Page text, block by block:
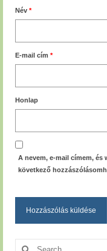
Név *
E-mail cím *
Honlap
A nevem, e-mail címem, és
következő
Search